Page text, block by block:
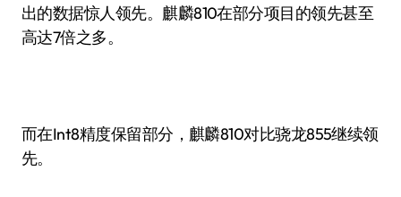
出的数据惊人领先。麒麟810在部分项目的领先甚至
高达7倍之多。
而在Int8精度保留部分，麒麟810对比骁龙855继续领
先。